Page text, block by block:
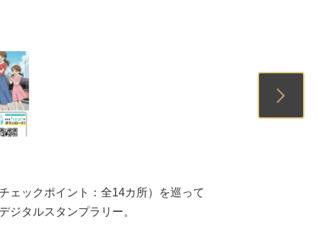
1
ェックポイント：全14カ所）を巡って
ジタルスタンプラリー。